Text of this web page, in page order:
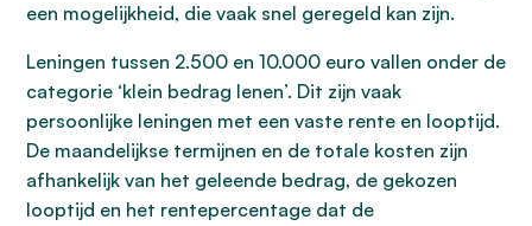
een mogelijkheid, die vaak snel geregeld kan zijn.
Leningen tussen 2.500 en 10.000 euro vallen onder de
categorie ‘klein bedrag lenen’. Dit zijn vaak
persoonlijke leningen met een vaste rente en looptijd.
De maandelijkse termijnen en de totale kosten zijn
afhankelijk van het geleende bedrag, de gekozen
looptijd en het rentepercentage dat de